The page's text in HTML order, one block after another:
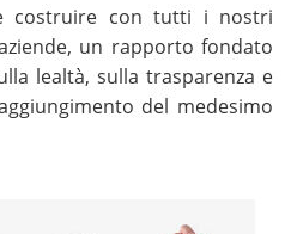
costruire con tutti i nostri
un rapporto fondato
lealtà, sulla trasparenza e
del medesimo